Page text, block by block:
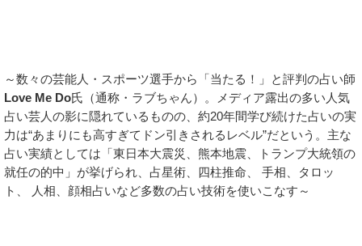
～数々の芸能人・スポーツ選手から「当たる！」と評判の占い師
Love Me Do氏（通称・ラブちゃん）。メディア露出の多い人気
占い芸人の影に隠れているものの、約20年間学び続けた占いの実
力は“あまりにも高すぎてドン引きされるレベル”だという。主な
占い実績としては「東日本大震災、熊本地震、トランプ大統領の
就任の的中」が挙げられ、占星術、四柱推命、 手相、タロッ
ト、 人相、顔相占いなど多数の占い技術を使いこなす～